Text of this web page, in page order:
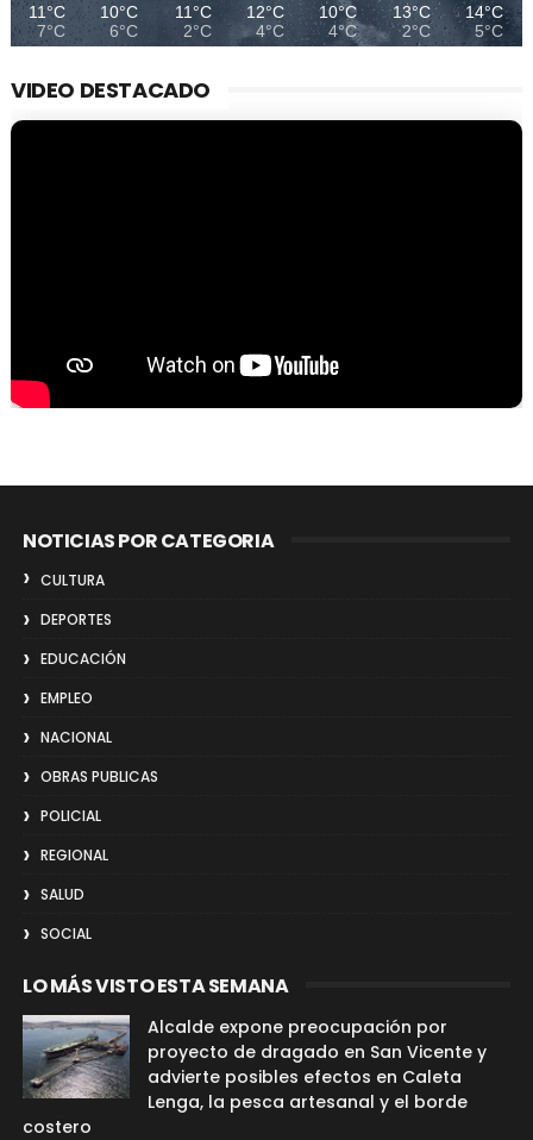
11°C
7°C
10°C
6°C
11°C
2°C
12°C
4°C
10°C
4°C
13°C
2°C
14°C
5°C
VIDEO DESTACADO
NOTICIAS POR CATEGORIA
CULTURA
DEPORTES
EDUCACIÓN
EMPLEO
NACIONAL
OBRAS PUBLICAS
POLICIAL
REGIONAL
SALUD
SOCIAL
LO MÁS VISTO ESTA SEMANA
Alcalde expone preocupación por
proyecto de dragado en San Vicente y
advierte posibles efectos en Caleta
Lenga, la pesca artesanal y el borde
costero